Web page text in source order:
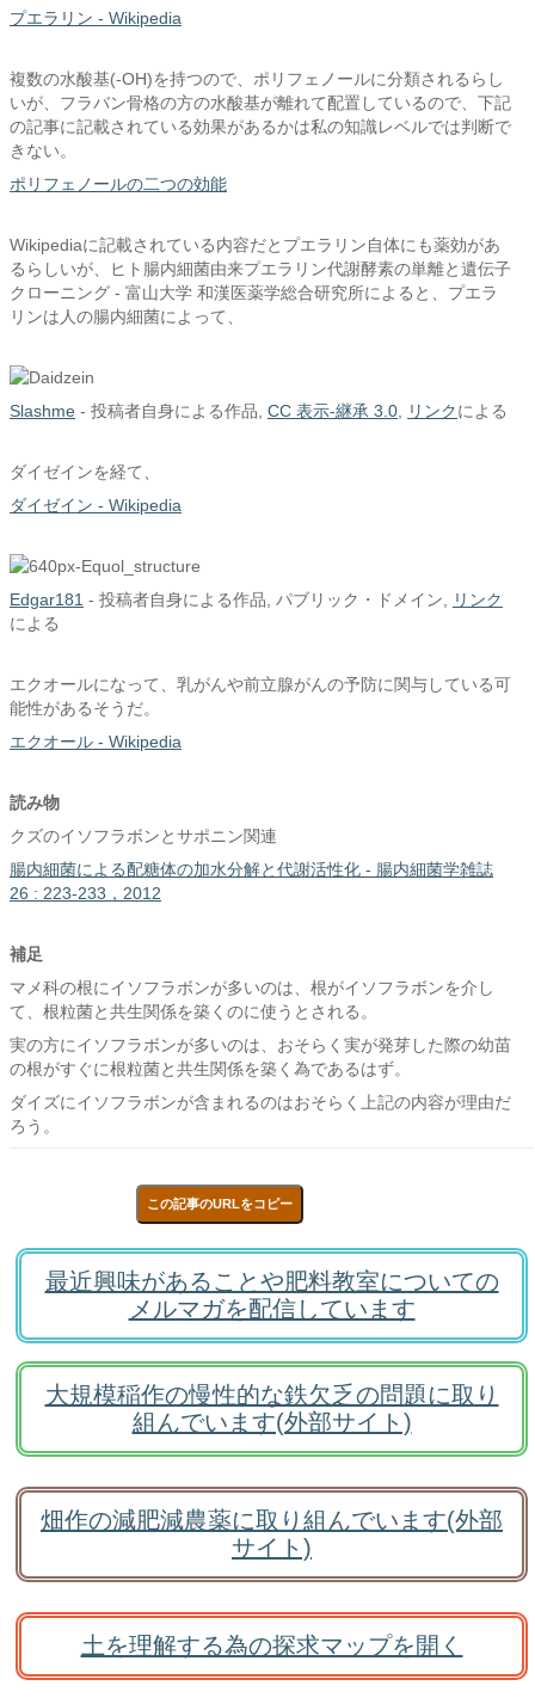
プエラリン - Wikipedia
複数の水酸基(-OH)を持つので、ポリフェノールに分類されるらし
いが、フラバン骨格の方の水酸基が離れて配置しているので、下記
の記事に記載されている効果があるかは私の知識レベルでは判断で
きない。
ポリフェノールの二つの効能
Wikipediaに記載されている内容だとプエラリン自体にも薬効があ
るらしいが、ヒト腸内細菌由来プエラリン代謝酵素の単離と遺伝子
クローニング - 富山大学 和漢医薬学総合研究所によると、プエラ
リンは人の腸内細菌によって、
Slashme - 投稿者自身による作品 CC 表示-継承 3.0 リンクによる
ダイゼインを経て、
ダイゼイン - Wikipedia
Edgar181 - 投稿者自身による作品 , パブリック・ドメイン,
リンク
による
エクオールになって、乳がんや前立腺がんの予防に関与している可
能性があるそうだ。
エクオール - Wikipedia
読み物
クズのイソフラボンとサポニン関連
腸内細菌による配糖体の加水分解と代謝活性化 - 腸内細菌学雑誌
26 : 223-233，2012
補足
マメ科の根にイソフラボンが多いのは、根がイソフラボンを介し
て、根粒菌と共生関係を築くのに使うとされる。
実の方にイソフラボンが多いのは、おそらく実が発芽した際の幼苗
の根がすぐに根粒菌と共生関係を築く為であるはず。
ダイズにイソフラボンが含まれるのはおそらく上記の内容が理由だ
ろう。
この記事のURLをコピー
最近興味があることや肥料教室についての
メルマガを配信しています
大規模稲作の慢性的な鉄欠乏の問題に取り
組んでいます(外部サイト)
畑作の減肥減農薬に取り組んでいます(外部
サイト)
土を理解する為の探求マップを開く